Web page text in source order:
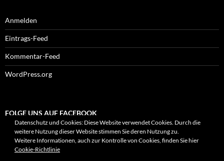
Anmelden
Eintrags-Feed
Kommentar-Feed
WordPress.org
FOLGE UNS AUF FACEBOOK
Datenschutz und Cookies: Diese Website verwendet Cookies. Durch die
weitere Nutzung dieser Website stimmen Sie deren Nutzung zu.
Weitere Informationen, auch zur Kontrolle von Cookies, finden Sie hier
Cookie-Richtlinie